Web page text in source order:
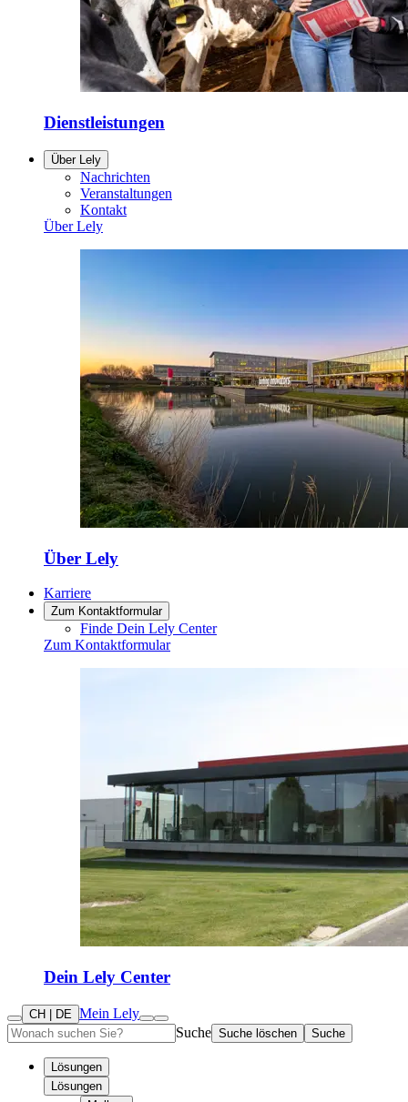
Dienstleistungen
Über Lely
Nachrichten
Veranstaltungen
Kontakt
Über Lely
Über Lely
Karriere
Zum Kontaktformular
Finde Dein Lely Center
Zum Kontaktformular
Dein Lely Center
CH | DE Mein Lely
Suche Suche löschen Suche
Lösungen
Lösungen